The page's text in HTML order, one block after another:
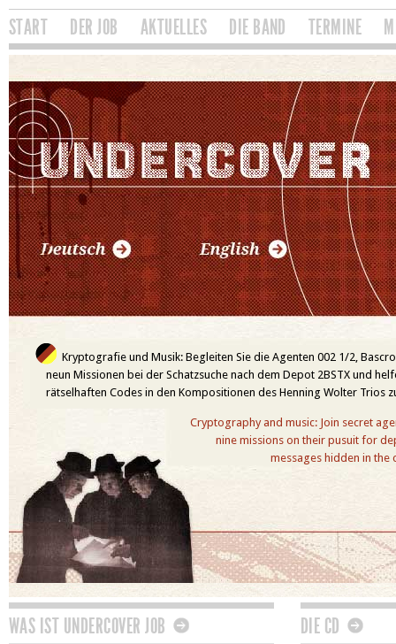
Direkt zum Inhalt
Hauptmenü
START DER JOB AKTUELLES DIE BAND TERMINE
Kryptografie und Musik: Begleiten Sie die Agenten 002 1/2,
neun Missionen bei der Schatzsuche nach dem Depot 2BSTX und
rätselhaften Codes in den Kompositionen des Henning Wolter Trios
Cryptography and music: Join secret
nine missions on their pusuit for
messages hidden in the
WAS IST UNDERCOVER JOB
DIE CD